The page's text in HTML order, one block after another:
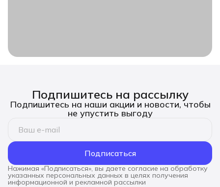
Подпишитесь на рассылку
Подпишитесь на наши акции и новости, чтобы
не упустить выгоду
Подписаться
Нажимая «Подписаться», вы даете согласие на обработку
указанных персональных данных в целях получения
информационной и рекламной рассылки